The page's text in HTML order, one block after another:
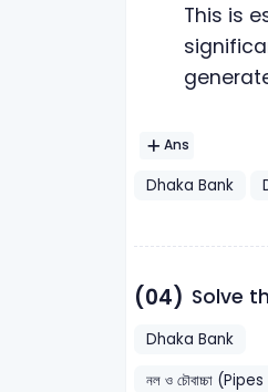
This is
Ans
Dhaka Bank
(04) Solve
Dhaka Bank
নল ও চৌবাচ্চা